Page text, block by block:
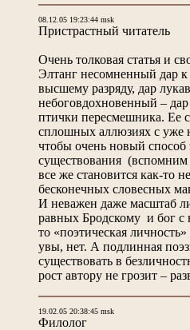
08.12.05 19:23:44 msk
Пристрастный читатель
Очень толковая статья и
Элтанг несомненный дар к
высшему разряду, дар
небоговдохновенный –
птички пересмешника. Ее
сплошных аллюзиях с уже
чтобы очень новый способ
существования
все же становится как-то
бесконечных словесных
И неважен даже масштаб
равных Бродскому и бог с
то «поэтическая
увы, нет. А подлинная
существовать в
рост автору не грозит –
19.02.05 20:38:45 msk
Филолог